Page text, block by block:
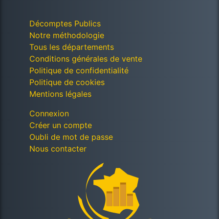
Décomptes Publics
Notre méthodologie
Tous les départements
Conditions générales de vente
Politique de confidentialité
Politique de cookies
Mentions légales
Connexion
Créer un compte
Oubli de mot de passe
Nous contacter